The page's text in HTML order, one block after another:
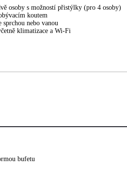
osoby s možností přistýlky (pro 4 osoby)
koutem
sprchou nebo vanou
klimatizace a Wi-Fi
bufetu